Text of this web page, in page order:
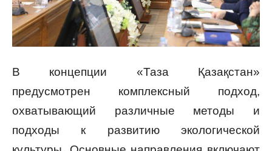
В концепции «Таза Қазақстан»
предусмотрен комплексный подход,
охватывающий различные методы и
подходы к развитию экологической